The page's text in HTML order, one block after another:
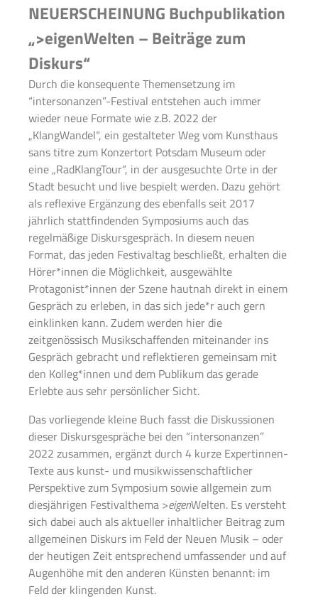
NEUERSCHEINUNG Buchpublikation
„>eigenWelten – Beiträge zum
Diskurs“
Durch die konsequente Themensetzung im
“intersonanzen”-Festival entstehen auch immer
wieder neue Formate wie z.B. 2022 der
„KlangWandel“, ein gestalteter Weg vom Kunsthaus
sans titre zum Konzertort Potsdam Museum oder
eine „RadKlangTour“, in der ausgesuchte Orte in der
Stadt besucht und live bespielt werden. Dazu gehört
als reflexive Ergänzung des ebenfalls seit 2017
jährlich stattfindenden Symposiums auch das
regelmäßige Diskursgespräch. In diesem neuen
Format, das jeden Festivaltag beschließt, erhalten die
Hörer*innen die Möglichkeit, ausgewählte
Protagonist*innen der Szene hautnah direkt in einem
Gespräch zu erleben, in das sich jede*r auch gern
einklinken kann. Zudem werden hier die
zeitgenössisch Musikschaffenden miteinander ins
Gespräch gebracht und reflektieren gemeinsam mit
den Kolleg*innen und dem Publikum das gerade
Erlebte aus sehr persönlicher Sicht.
Das vorliegende kleine Buch fasst die Diskussionen
dieser Diskursgespräche bei den “intersonanzen”
2022 zusammen, ergänzt durch 4 kurze Expertinnen-
Texte aus kunst- und musikwissenschaftlicher
Perspektive zum Symposium sowie allgemein zum
diesjährigen Festivalthema >eigenWelten. Es versteht
sich dabei auch als aktueller inhaltlicher Beitrag zum
allgemeinen Diskurs im Feld der Neuen Musik – oder
der heutigen Zeit entsprechend umfassender und auf
Augenhöhe mit den anderen Künsten benannt: im
Feld der klingenden Kunst.